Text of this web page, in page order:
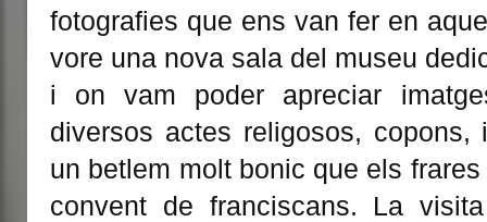
fotografies que ens van fer en
vore una nova sala del museu
i on vam poder apreciar
diversos actes religosos,
un betlem molt bonic que els
convent de franciscans. La